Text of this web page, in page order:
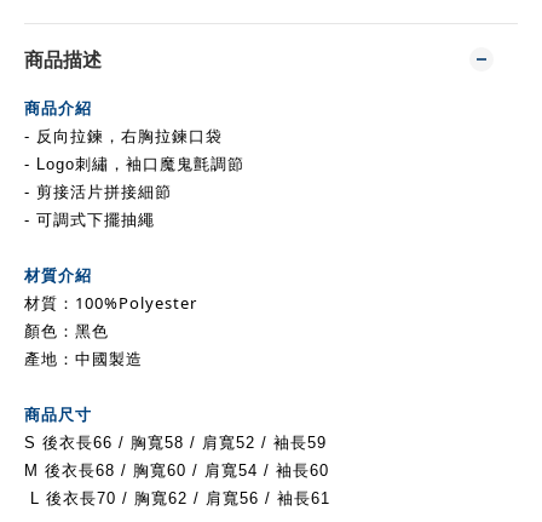
商品描述
商品介紹
- 反向拉鍊，右胸拉鍊口袋
- Logo刺繡，袖口魔鬼氈調節
- 剪接活片拼接細節
- 可調式下擺抽繩
材質介紹
材質 ：100%Polyester
顏色：黑色
產地：中國製造
商品尺寸
S 後衣長66 / 胸寬58 / 肩寬52 / 袖長59
M 後衣長68 / 胸寬60 / 肩寬54 / 袖長60
L 後衣長70 / 胸寬62 / 肩寬56 / 袖長61